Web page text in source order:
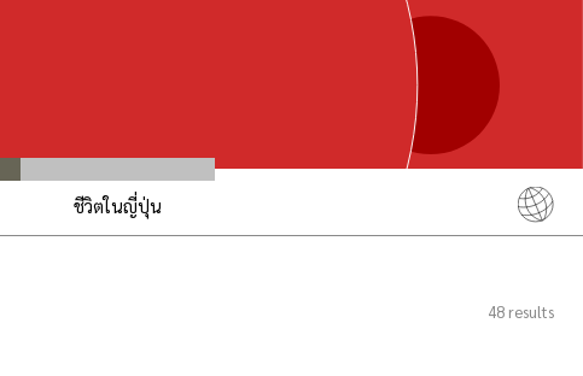
ชีวิตในญี่ปุ่น
繁體中文
48 results